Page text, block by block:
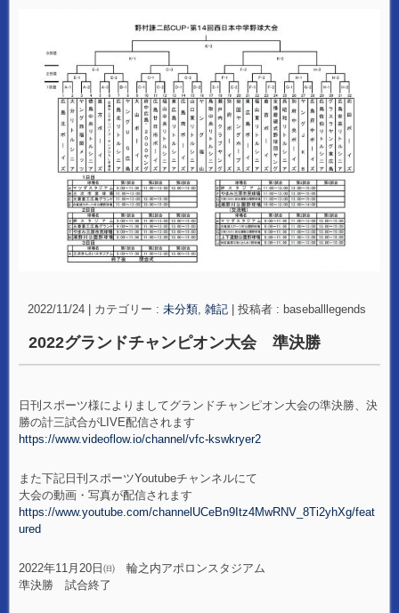
2022/11/24 カテゴリー : 未分類 雑記 投稿者 : baseballlegends
2022グランドチャンピオン大会 準決勝
日刊スポーツ様によりましてグランドチャンピオン大会の準決勝、決
勝の計三試合がLIVE配信されます
https://www.videoflow.io/channel/vfc-kswkryer2
また下記日刊スポーツYoutubeチャンネルにて
大会の動画・写真が配信されます
https://www.youtube.com/channelUCeBn9Itz4MwRNV_8Ti2yhXg/feat
ured
2022年11月20日㈰ 輪之内アポロンスタジアム
準決勝 試合終了